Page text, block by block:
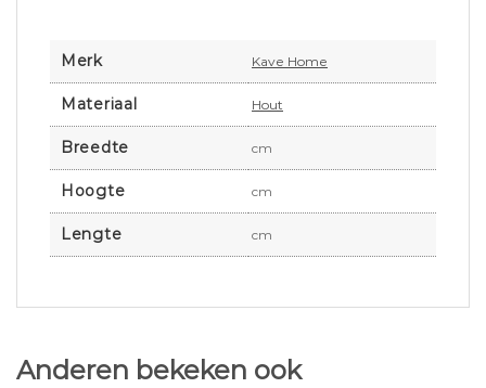
Merk Kave Home
Materiaal Hout
Breedte cm
Hoogte cm
Lengte cm
Anderen bekeken ook